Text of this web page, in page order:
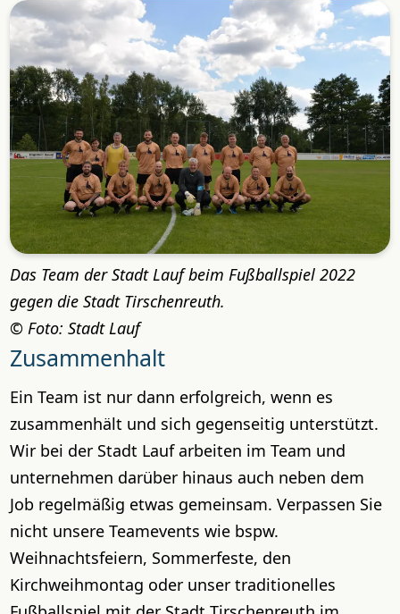
Das Team der Stadt Lauf beim Fußballspiel 2022
gegen die Stadt Tirschenreuth.
Foto: Stadt Lauf
Zusammenhalt
Ein Team ist nur dann erfolgreich, wenn es
zusammenhält und sich gegenseitig unterstützt.
Wir bei der Stadt Lauf arbeiten im Team und
unternehmen darüber hinaus auch neben dem
Job regelmäßig etwas gemeinsam. Verpassen Sie
nicht unsere Teamevents wie bspw.
Weihnachtsfeiern, Sommerfeste, den
Kirchweihmontag oder unser traditionelles